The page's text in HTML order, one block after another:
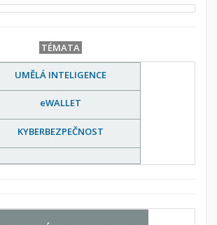
TÉMATA
UMĚLÁ INTELIGENCE
eWALLET
KYBERBEZPEČNOST